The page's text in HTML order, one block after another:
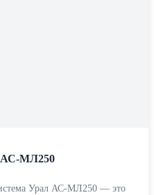
АС-МЛ250
Урал АС-МЛ250 — это